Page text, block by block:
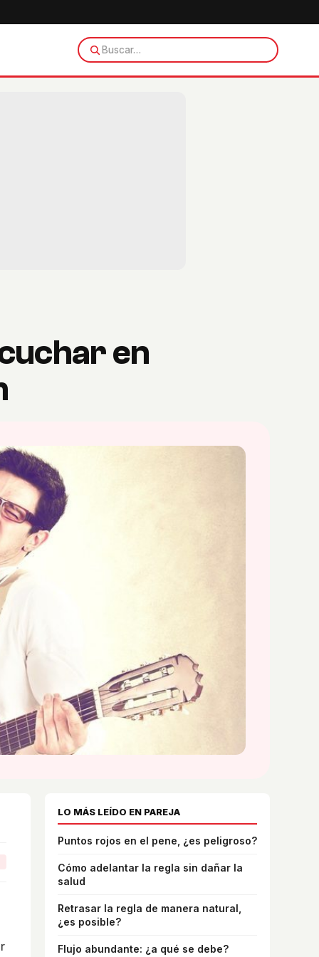
en
LO MÁS LEÍDO EN PAREJA
Puntos rojos en el pene, ¿es peligroso?
Cómo adelantar la regla sin dañar la
salud
Retrasar la regla de manera natural,
¿es posible?
Flujo abundante: ¿a qué se debe?